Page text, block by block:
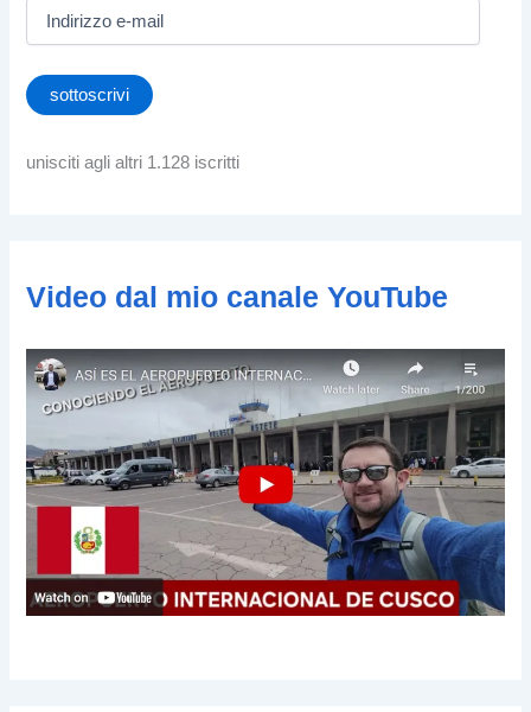
I
i
r
z
a
sottoscrivi
unisciti agli altri 1.128 iscritti
Video dal mio canale YouTube